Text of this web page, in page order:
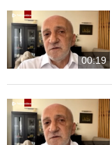
00:19